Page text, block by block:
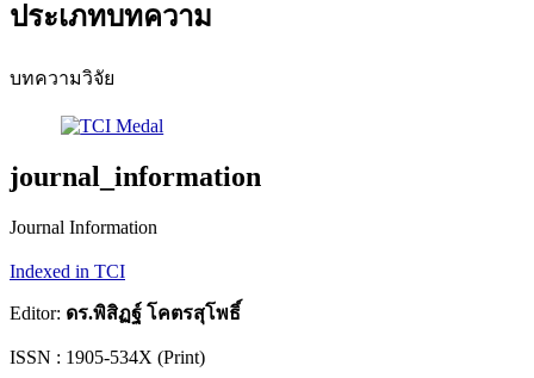
ประเภทบทความ
บทความวิจัย
journal_information
Journal Information
Indexed in TCI
Editor: ดร.พิสิฏฐ์ โคตรสุโพธิ์
ISSN : 1905-534X (Print)